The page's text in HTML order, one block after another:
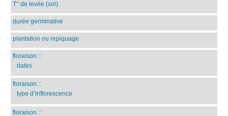
T° de levée (sol)
durée germinative
plantation ou repiquage
floraison ::
dates
floraison ::
type d’inflorescence
floraison ::